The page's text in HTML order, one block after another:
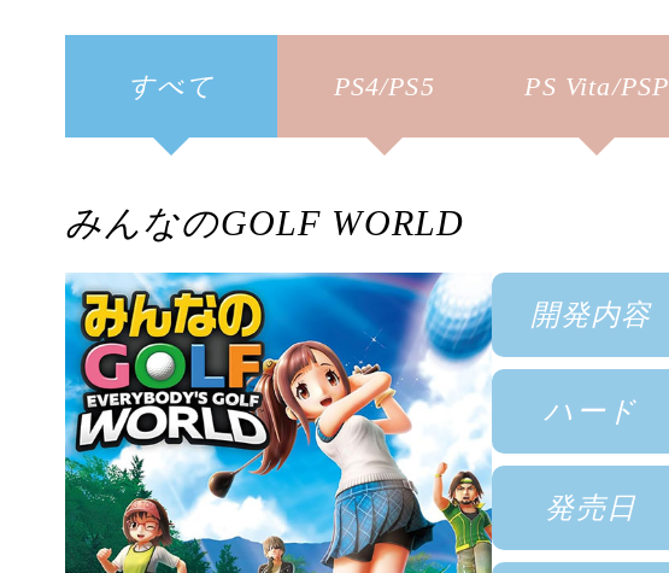
すべて PS4/PS5 PS Vita/PSP
みんなのGOLF WORLD
開発内容
ハード
発売日